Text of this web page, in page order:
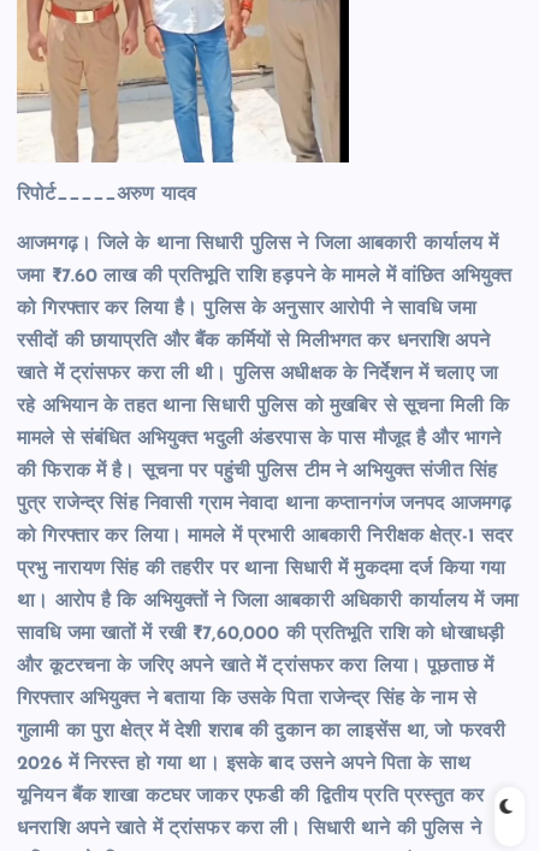
रिपोर्ट_____अरुण यादव
आजमगढ़। जिले के थाना सिधारी पुलिस ने जिला आबकारी कार्यालय में
जमा ₹7.60 लाख की प्रतिभूति राशि हड़पने के मामले में वांछित अभियुक्त
को गिरफ्तार कर लिया है। पुलिस के अनुसार आरोपी ने सावधि जमा
रसीदों की छायाप्रति और बैंक कर्मियों से मिलीभगत कर धनराशि अपने
खाते में ट्रांसफर करा ली थी। पुलिस अधीक्षक के निर्देशन में चलाए जा
रहे अभियान के तहत थाना सिधारी पुलिस को मुखबिर से सूचना मिली कि
मामले से संबंधित अभियुक्त भदुली अंडरपास के पास मौजूद है और भागने
की फिराक में है। सूचना पर पहुंची पुलिस टीम ने अभियुक्त संजीत सिंह
पुत्र राजेन्द्र सिंह निवासी ग्राम नेवादा थाना कप्तानगंज जनपद आजमगढ़
को गिरफ्तार कर लिया। मामले में प्रभारी आबकारी निरीक्षक क्षेत्र-1 सदर
प्रभु नारायण सिंह की तहरीर पर थाना सिधारी में मुकदमा दर्ज किया गया
था। आरोप है कि अभियुक्तों ने जिला आबकारी अधिकारी कार्यालय में जमा
सावधि जमा खातों में रखी ₹7,60,000 की प्रतिभूति राशि को धोखाधड़ी
और कूटरचना के जरिए अपने खाते में ट्रांसफर करा लिया। पूछताछ में
गिरफ्तार अभियुक्त ने बताया कि उसके पिता राजेन्द्र सिंह के नाम से
गुलामी का पुरा क्षेत्र में देशी शराब की दुकान का लाइसेंस था, जो फरवरी
2026 में निरस्त हो गया था। इसके बाद उसने अपने पिता के साथ
यूनियन बैंक शाखा कटघर जाकर एफडी की द्वितीय प्रति प्रस्तुत कर
धनराशि अपने खाते में ट्रांसफर करा ली। सिधारी थाने की पुलिस ने